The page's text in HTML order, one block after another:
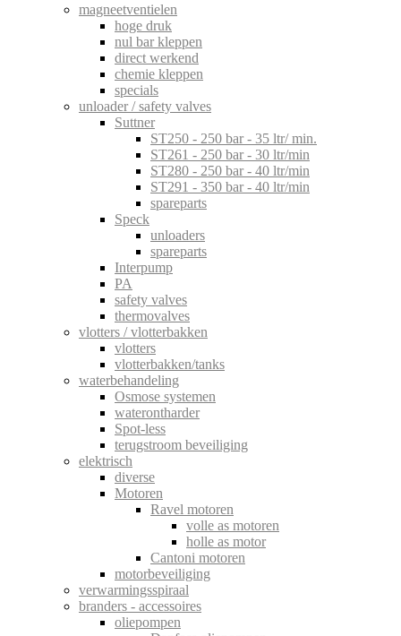
magneetventielen
hoge druk
nul bar kleppen
direct werkend
chemie kleppen
specials
unloader / safety valves
Suttner
ST250 - 250 bar - 35 ltr/ min.
ST261 - 250 bar - 30 ltr/min
ST280 - 250 bar - 40 ltr/min
ST291 - 350 bar - 40 ltr/min
spareparts
Speck
unloaders
spareparts
Interpump
PA
safety valves
thermovalves
vlotters / vlotterbakken
vlotters
vlotterbakken/tanks
waterbehandeling
Osmose systemen
waterontharder
Spot-less
terugstroom beveiliging
elektrisch
diverse
Motoren
Ravel motoren
volle as motoren
holle as motor
Cantoni motoren
motorbeveiliging
verwarmingsspiraal
branders - accessoires
oliepompen